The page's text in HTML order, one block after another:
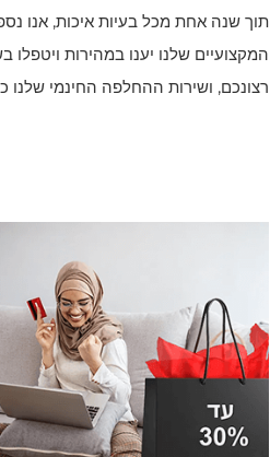
תוך שנה אחת מכל בעיות איכות, אנו
המקצועיים שלנו יענו במהירות ויטפלו
רצונכם, ושירות ההחלפה החינמי שלנו